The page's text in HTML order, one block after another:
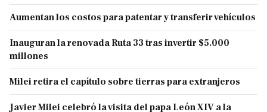
Aumentan los costos para patentar y transferir vehículos
Inauguran la renovada Ruta 33 tras invertir $5.000
millones
Milei retira el capítulo sobre tierras para extranjeros
Javier Milei celebró la visita del papa León XIV a la